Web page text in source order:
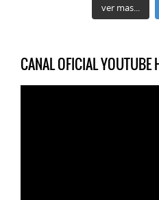
ver mas...
CANAL OFICIAL YOUTUBE